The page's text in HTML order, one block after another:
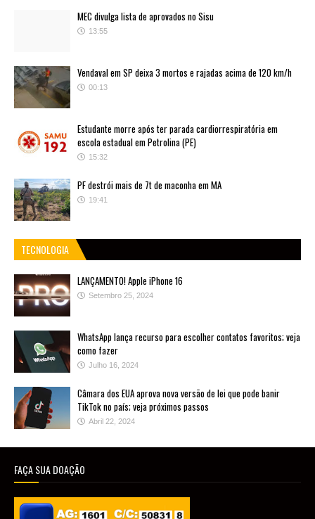
MEC divulga lista de aprovados no Sisu
13:55
Vendaval em SP deixa 3 mortos e rajadas acima de 120 km/h
00:13
Estudante morre após ter parada cardiorrespiratória em
escola estadual em Petrolina (PE)
15:32
PF destrói mais de 7t de maconha em MA
19:41
TECNOLOGIA
LANÇAMENTO! Apple iPhone 16
Setembro 25, 2024
WhatsApp lança recurso para escolher contatos favoritos; veja
como fazer
Julho 16, 2024
Câmara dos EUA aprova nova versão de lei que pode banir
TikTok no país; veja próximos passos
Abril 22, 2024
FAÇA SUA DOAÇÃO